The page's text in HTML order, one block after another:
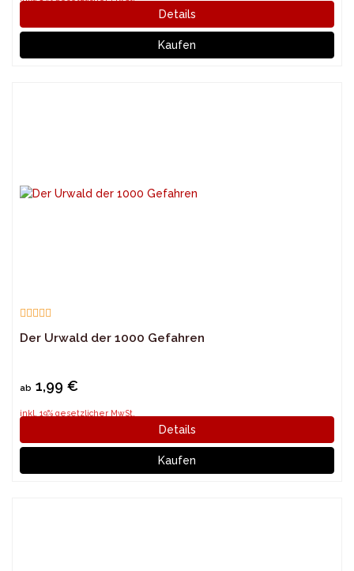
Details
Kaufen
Der Urwald der 1000 Gefahren
ab 1,99 €
inkl. 19% gesetzlicher MwSt.
Details
Kaufen